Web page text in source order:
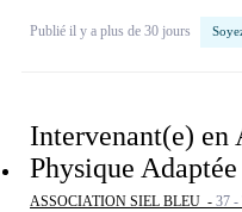
Publié il y a plus de 30 jours
Intervenant(e) en
Physique
ASSOCIATION SIEL BLEU - 37 -